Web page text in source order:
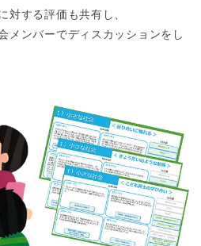
対する評価も共有し、
メンバーでディスカッションをし